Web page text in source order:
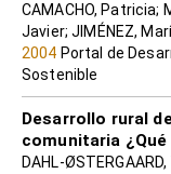
CAMACHO, Patricia;
Javier; JIMÉNEZ,
2004 Portal de
Sostenible
Desarrollo rural
comunitaria
DAHL-